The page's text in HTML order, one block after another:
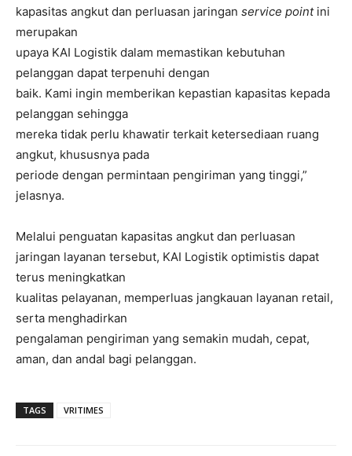
kapasitas angkut dan perluasan jaringan service pointini
merupakan
upaya KAI Logistik dalam memastikan kebutuhan
pelanggan dapat terpenuhi dengan
baik. Kami ingin memberikan kepastian kapasitas kepada
pelanggan sehingga
mereka tidak perlu khawatir terkait ketersediaan ruang
angkut, khususnya pada
periode dengan permintaan pengiriman yang tinggi,”
jelasnya.
Melalui penguatan kapasitas angkut dan perluasan
jaringan layanan tersebut, KAI Logistik optimistis dapat
terus meningkatkan
kualitas pelayanan, memperluas jangkauan layanan retail,
serta menghadirkan
pengalaman pengiriman yang semakin mudah, cepat,
aman, dan andal bagi pelanggan.
TAGS VRITIMES